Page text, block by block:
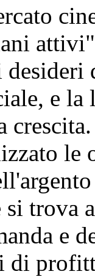
e
si trova
e
di